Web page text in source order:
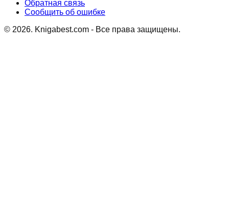
Обратная связь
Сообщить об ошибке
© 2026. Knigabest.com - Все права защищены.